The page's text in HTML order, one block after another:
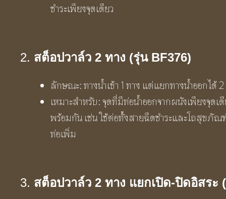
ชำระเพียงจุดเดียว
2. สต็อปวาล์ว 2 ทาง (รุ่น BF376)
ลักษณะ: ทางน้ำเข้า 1 ทาง แต่แยกทางน้ำออกได้ 2
เหมาะสำหรับ: จุดที่มีท่อน้ำออกจากผนังเพียงจุดเ
พร้อมกัน เช่น ใช้ต่อทั้งสายฉีดชำระและโถสุขภัณ
ท่อเพิ่ม
3. สต็อปวาล์ว 2 ทาง แยกเปิด-ปิดอิสระ